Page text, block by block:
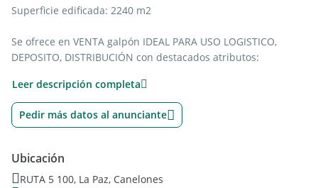
Superficie edificada: 2240 m2
Se ofrece en VENTA galpón IDEAL PARA USO LOGISTICO,
DEPOSITO, DISTRIBUCIÓN con destacados atributos:
UBICACION: Ruta 5 departamento de Canelones, próximo a
límite con Montevideo
CERCADO PERIMETRAL: de 10.000 m2 con amplio piso
compactado para maniobra y circulación de camiones
Leer descripción completa
Pedir más datos al anunciante
Ubicación
RUTA 5 100, La Paz, Canelones